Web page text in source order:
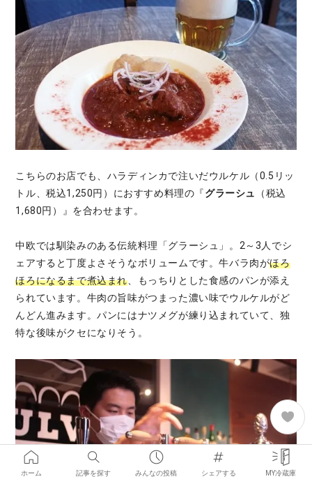
こちらのお店でも、ハラディンカで注いだウルケル（0.5リッ
トル、税込1,250円）におすすめ料理の『グラーシュ
（税込
1,680円）』を合わせます。
中欧では馴染みのある伝統料理「グラーシュ」。2～3人でシ
ェアすると丁度よさそうなボリュームです。牛バラ肉がほろ
ほろになるまで煮込まれ 、もっちりとした食感のパンが添え
られています。牛肉の旨味がつまった濃い味でウルケルがど
んどん進みます。パンにはナツメグが練り込まれていて、独
特な後味がクセになりそう。
ホーム 記事を探す みんなの投稿 シェアする MY冷蔵庫